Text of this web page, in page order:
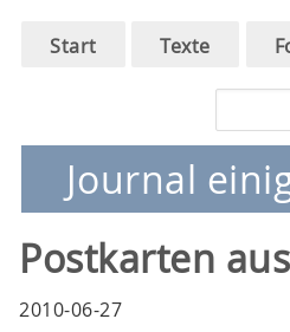
Skip
Main
Start Texte
Journal
Postkarten
2010-06-27